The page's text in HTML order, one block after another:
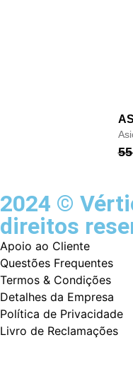
2024 ©
direitos
Apoio ao Cliente
Questões Frequentes
Termos & Condições
Detalhes da Empresa
Política de Privacidade
Livro de Reclamações